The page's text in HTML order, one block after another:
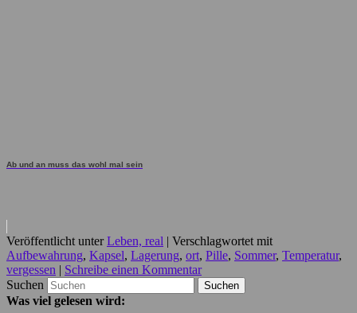
Ab und an muss das wohl mal sein
Veröffentlicht unter Leben, real | Verschlagwortet mit
Aufbewahrung, Kapsel, Lagerung, ort, Pille, Sommer, Temperatur,
vergessen | Schreibe einen Kommentar
Suchen
Was viel gelesen wird: